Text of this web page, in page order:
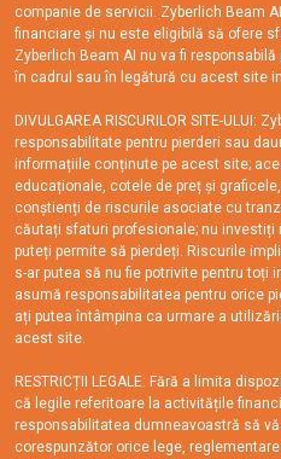
companie de servicii. Zyberlich Beam
financiare și nu este eligibilă să ofere
Zyberlich Beam AI nu va fi
în cadrul sau în legătură cu acest site
DIVULGAREA RISCURILOR SITE-
responsabilitate pentru pierderi sau
informațiile conținute pe acest site;
educaționale, cotele de preț și
conștienți de riscurile asociate cu
căutați sfaturi profesionale; nu
puteți permite să pierdeți. Riscurile
s-ar putea să nu fie potrivite pentru toți
asumă responsabilitatea pentru orice
ați putea întâmpina ca urmare a
acest site.
RESTRICȚII LEGALE: Fără a limita
că legile referitoare la activitățile
responsabilitatea dumneavoastră să
corespunzător orice lege,